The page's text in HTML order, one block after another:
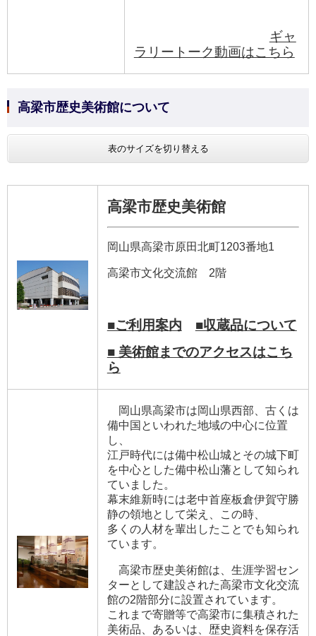
ギャ
ラリートーク動画はこちら
高梁市歴史美術館について
表のサイズを切り替える
高梁市歴史美術館
岡山県高梁市原田北町1203番地1
高梁市文化交流館 2階
■ご利用案内
■収蔵品について
■ 美術館までのアクセスはこち
ら
岡山県高梁市は岡山県西部、古くは
備中国といわれた地域の中心に位置
し、
江戸時代には備中松山城とその城下町
を中心とした備中松山藩として知られ
ていました。
幕末維新時には老中首座板倉伊賀守勝
静の領地として栄え、この時、
多くの人材を輩出したことでも知られ
ています。
高梁市歴史美術館は、生涯学習セン
ターとして建設された高梁市文化交流
館の2階部分に設置されています。
これまで寄贈等で高梁市に集積された
美術品、あるいは、歴史資料を保存活